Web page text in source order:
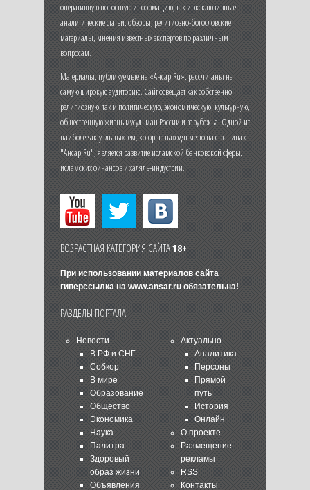
оперативную новостную информацию, так и эксклюзивные
аналитические статьи, обзоры, религиозно-богословские
материалы, мнения известных экспертов по различным
вопросам.
Материалы, публикуемые на «Ансар.Ru», рассчитаны на
самую широкую аудиторию. Сайт освещает как собственно
религиозную, так и политическую, экономическую, культурную,
общественную жизнь мусульман России и зарубежья. Одной из
наиболее актуальных тем, которые находят место на страницах
"Ансар.Ru", является развитие исламской банковской сферы,
исламских финансов и халяль-индустрии.
ВОЗРАСТНАЯ КАТЕГОРИЯ САЙТА18+
При использовании материалов сайта
гиперссылка на www.ansar.ruобязательна!
РАЗДЕЛЫ ПОРТАЛА
Новости
В РФ и СНГ
Собкор
В мире
Образование
Общество
Экономика
Наука
Палитра
Здоровый
образ жизни
Объявления
Актуально
Аналитика
Персоны
Прямой
путь
История
Онлайн
О проекте
Размещение
рекламы
RSS
Контакты